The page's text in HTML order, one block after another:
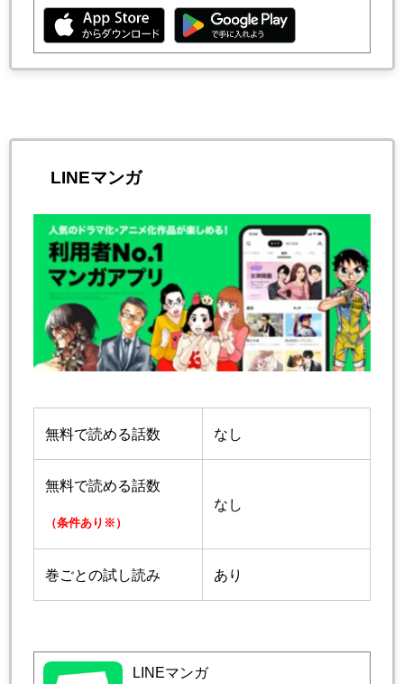
LINEマンガ
無料で読める話数 なし
無料で読める話数
（条件あり※）
なし
巻ごとの試し読み あり
LINEマンガ